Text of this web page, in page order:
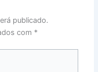
publicado.
com *